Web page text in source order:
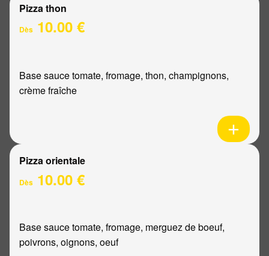
Pizza thon
Dès 10.00 €
Base sauce tomate, fromage, thon, champignons,
crème fraîche
Pizza orientale
Dès 10.00 €
Base sauce tomate, fromage, merguez de boeuf,
poivrons, oignons, oeuf